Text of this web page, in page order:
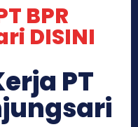
BPR
DISINI
PT